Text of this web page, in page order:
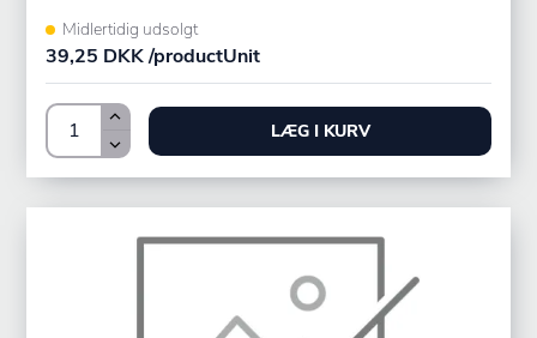
Midlertidig udsolgt
39,25 DKK /productUnit
LÆG I KURV